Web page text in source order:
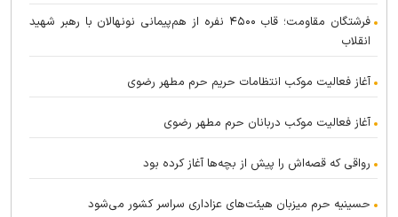
فرشتگان مقاومت؛ قاب ۴۵۰۰ نفره از هم‌پیمانی نونهالان با رهبر شهید
انقلاب
آغاز فعالیت موکب انتظامات حریم حرم مطهر رضوی
آغاز فعالیت موکب دربانان حرم مطهر رضوی
رواقی که قصه‌اش را پیش از بچه‌ها آغاز کرده بود
حسینیه حرم میزبان هیئت‌های عزاداری سراسر کشور می‌شود